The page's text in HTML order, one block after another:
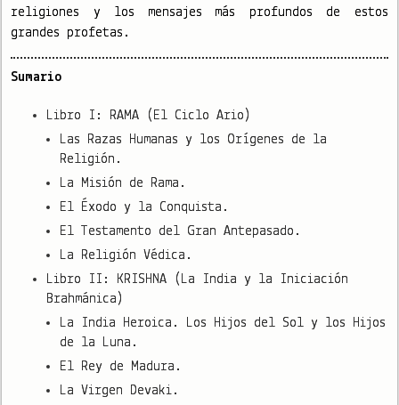
religiones y los mensajes más profundos de estos
grandes profetas.
Sumario
Libro I: RAMA (El Ciclo Ario)
Las Razas Humanas y los Orígenes de la
Religión.
La Misión de Rama.
El Éxodo y la Conquista.
El Testamento del Gran Antepasado.
La Religión Védica.
Libro II: KRISHNA (La India y la Iniciación
Brahmánica)
La India Heroica. Los Hijos del Sol y los Hijos
de la Luna.
El Rey de Madura.
La Virgen Devaki.